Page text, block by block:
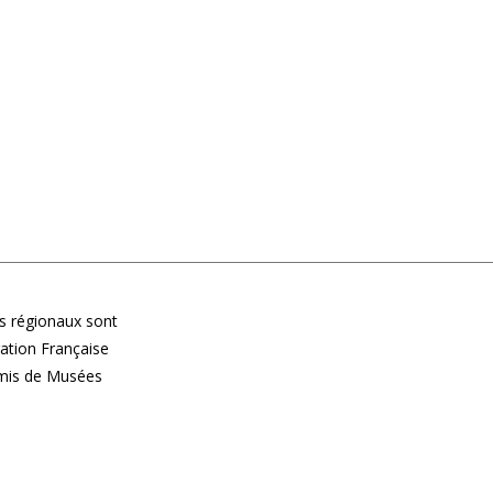
régionaux sont
Française
de Musées